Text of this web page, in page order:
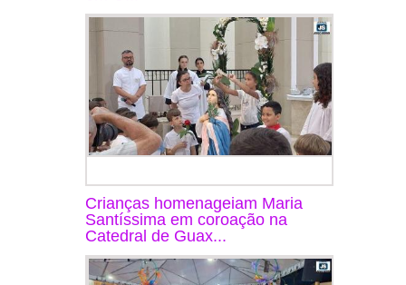
Crianças homenageiam Maria
Santíssima em coroação na
Catedral de Guax...